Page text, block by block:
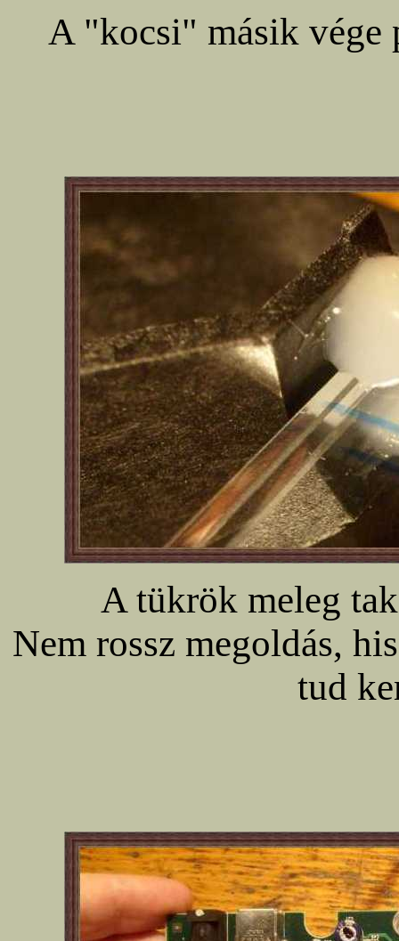
A "kocsi" másik vége
A tükrök meleg
Nem rossz megoldás,
tud